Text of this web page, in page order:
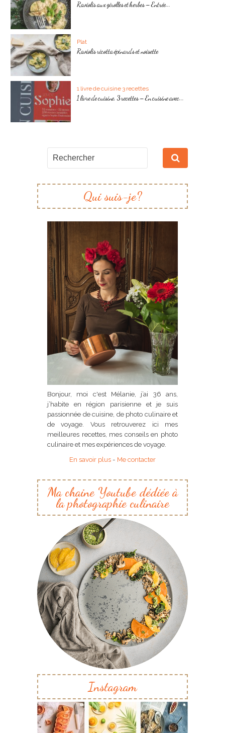
Raviolis aux girolles et herbes – Entrée...
Plat
Raviolis ricotta épinards et noisette
1 livre de cuisine 3 recettes
1 livre de cuisine, 3 recettes – En cuisine avec...
Qui suis-je?
Bonjour, moi c'est Mélanie, j’ai 36 ans,
j’habite en région parisienne et je suis
passionnée de cuisine, de photo culinaire et
de voyage. Vous retrouverez ici mes
meilleures recettes, mes conseils en photo
culinaire et mes expériences de voyage.
En savoir plus - Me contacter
Ma chaine Youtube dédiée à
la photographie culinaire
Instagram